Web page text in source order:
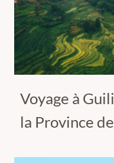
Voyage à
la Province